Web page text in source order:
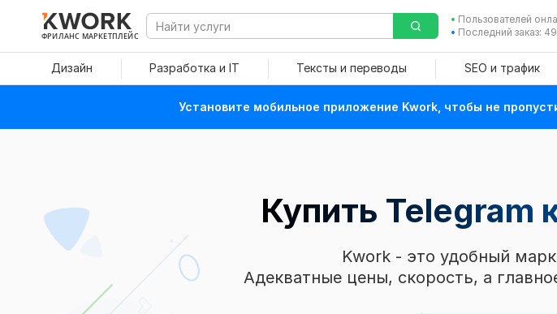
ФРИЛАНС МАРКЕТПЛЕЙС
Пользователей
Последний заказ:
Дизайн Разработка и IT Тексты и переводы SEO и трафик
Установите мобильное приложение Kwork, чтобы не
Купить Telegram
Kwork - это удобный
Адекватные цены, скорость, а